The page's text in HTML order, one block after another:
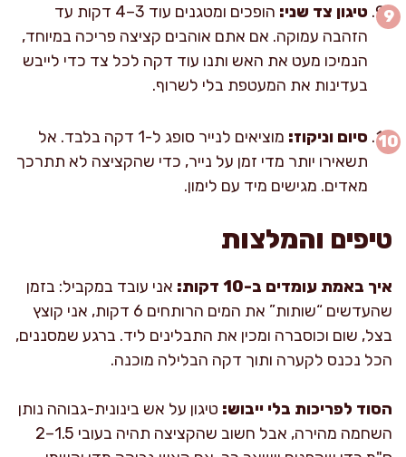
טיגון צד שני:
הופכים ומטגנים עוד 3–4 דקות עד
הזהבה עמוקה. אם אתם אוהבים קציצה פריכה במיוחד,
הנמיכו מעט את האש ותנו עוד דקה לכל צד כדי לייבש
בעדינות את המעטפת בלי לשרוף.
סיום וניקוז:
מוציאים לנייר סופג ל-1 דקה בלבד. אל
תשאירו יותר מדי זמן על נייר, כדי שהקציצה לא תתרכך
מאדים. מגישים מיד עם לימון.
טיפים והמלצות
איך באמת עומדים ב-10 דקות:
אני עובד במקביל: בזמן
שהעדשים “שותות” את המים הרותחים 6 דקות, אני קוצץ
בצל, שום וכוסברה ומכין את התבלינים ליד. ברגע שמסננים,
הכל נכנס לקערה ותוך דקה הבלילה מוכנה.
הסוד לפריכות בלי ייבוש: טיגון על אש בינונית-גבוהה נותן
השחמה מהירה, אבל חשוב שהקציצה תהיה בעובי 1.5–2